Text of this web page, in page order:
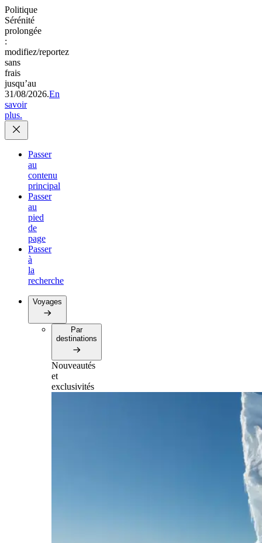
Politique
Sérénité
prolongée
:
modifiez/reportez
sans
frais
jusqu’au
31/08/2026.En
savoir
plus.
Passer
au
contenu
principal
Passer
au
pied
de
page
Passer
à
la
recherche
Voyages
Par
destinations
Nouveautés
et
exclusivités